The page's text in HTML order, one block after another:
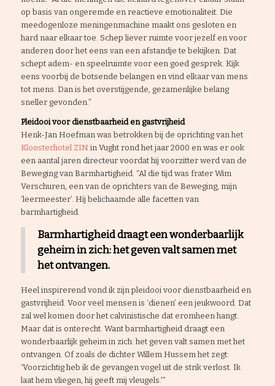
op basis van ongeremde en reactieve emotionaliteit. Die
meedogenloze meningenmachine maakt ons gesloten en
hard naar elkaar toe. Schep liever ruimte voor jezelf en voor
anderen door het eens van een afstandje te bekijken. Dat
schept adem- en speelruimte voor een goed gesprek. Kijk
eens voorbij de botsende belangen en vind elkaar van mens
tot mens. Dan is het overstijgende, gezamenlijke belang
sneller gevonden.”
Pleidooi voor dienstbaarheid en gastvrijheid
Henk-Jan Hoefman was betrokken bij de oprichting van het
Kloosterhotel ZIN in Vught rond het jaar 2000 en was er ook
een aantal jaren directeur voordat hij voorzitter werd van de
Beweging van Barmhartigheid. “Al die tijd was frater Wim
Verschuren, een van de oprichters van de Beweging, mijn
‘leermeester’. Hij belichaamde alle facetten van
barmhartigheid.
Barmhartigheid draagt een wonderbaarlijk
geheim in zich: het geven valt samen met
het ontvangen.
Heel inspirerend vond ik zijn pleidooi voor dienstbaarheid en
gastvrijheid. Voor veel mensen is ‘dienen’ een jeukwoord. Dat
zal wel komen door het calvinistische dat eromheen hangt.
Maar dat is onterecht. Want barmhartigheid draagt een
wonderbaarlijk geheim in zich: het geven valt samen met het
ontvangen. Of zoals de dichter Willem Hussem het zegt:
‘Voorzichtig heb ik de gevangen vogel uit de strik verlost. Ik
laat hem vliegen, hij geeft mij vleugels.'”